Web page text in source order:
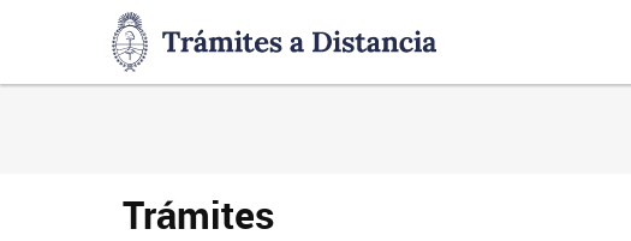
Trámites
a
Distancia
Trámites